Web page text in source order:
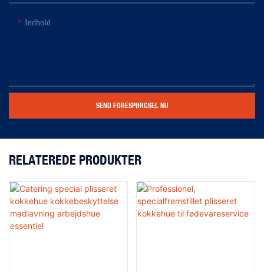
Indhold
SEND FORESPØRGSEL NU
RELATEREDE PRODUKTER